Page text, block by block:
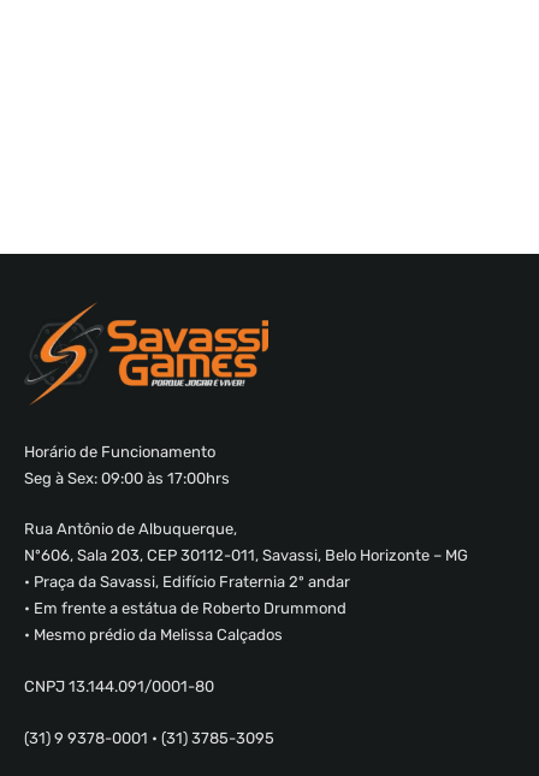
Horário de Funcionamento
Seg à Sex: 09:00 às 17:00hrs
Rua Antônio de Albuquerque,
Nº606, Sala 203, CEP 30112-011, Savassi, Belo Horizonte – MG
• Praça da Savassi, Edifício Fraternia 2º andar
• Em frente a estátua de Roberto Drummond
• Mesmo prédio da Melissa Calçados
CNPJ 13.144.091/0001-80
(31) 9 9378-0001 • (31) 3785-3095